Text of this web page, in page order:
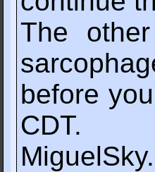
The
before
CDT.
MiguelSky.